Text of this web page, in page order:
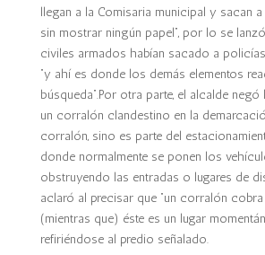
llegan a la Comisaria municipal y sacan
sin mostrar ningún papel”, por lo se
civiles armados habían sacado a
“y ahí es donde los demás elementos
búsqueda”.Por otra parte, el alcalde
un corralón clandestino en la
corralón, sino es parte del
donde normalmente se ponen los
obstruyendo las entradas o lugares de
aclaró al precisar que “un corralón
(mientras que) éste es un lugar
refiriéndose al predio señalado.